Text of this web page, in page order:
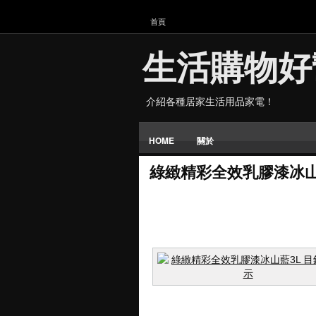
首頁
生活購物
介紹各種居家生活用品家電！
HOME 關於
綠緻精彩全效乳膠漆冰